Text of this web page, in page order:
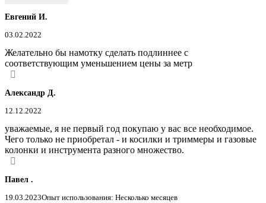
Евгений И.
03.02.2022
Желательно бы намотку сделать подлиннее с
соответствующим уменьшением цены за метр
Александр Д.
12.12.2022
уважаемые, я не первый год покупаю у вас все необходимое.
Чего только не приобретал - и косилки и триммеры и газовые
колонки и инструмента разного множество.
Павел .
19.03.2023Опыт использования: Несколько месяцев